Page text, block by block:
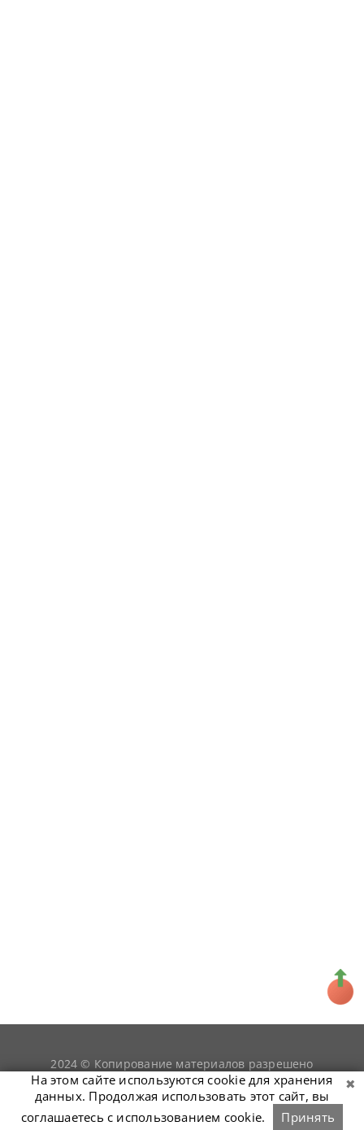
2024 © Копирование материалов разрешено
только при условии гиперссылки наsnookerist.ru
На этом сайте используются cookie для хранения
данных. Продолжая использовать этот сайт, вы
соглашаетесь с использованием cookie.
Принять